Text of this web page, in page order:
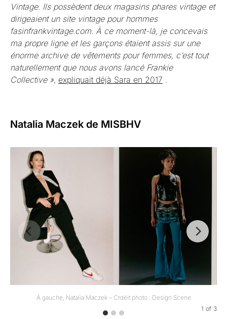
Vintage. Ils possèdent deux magasins phares vintage et
dirigeaient un site vintage pour hommes
fasinfrankvintage.com. À ce moment-là, je concevais
ma propre ligne et les garçons étaient assis sur une
énorme archive de vêtements pour femmes, c’est tout
naturellement que nous avons lancé Frankie
Collective », expliquait déjà Sara en 2017 .
Natalia Maczek de MISBHV
À gauche, Natalia Maczek – Crdéit photo : Design Scene
1 of 3